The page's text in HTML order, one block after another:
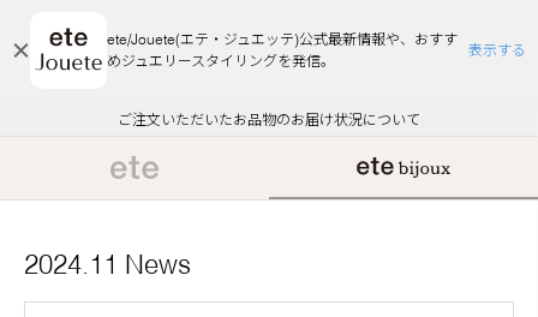
ete/Jouete(エテ・ジュエッテ)公式最新情報や、おすす
めジュエリースタイリングを発信。
表示する
エコラッピング及びエコポイント付与のご案内
ご注文いただいたお品物のお届け状況について
夏季休業についてのご案内
WEB Limited Items >>
採用のご案内
悪質な偽サイトにご注意ください
エコラッピング及びエコポイント付与のご案内
ご注文いただいたお品物のお届け状況について
2024.11 News